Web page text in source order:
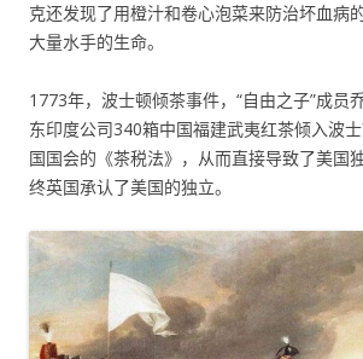
克还发现了用橙汁和卷心泡菜来防治坏血病
大量水手的生命。
1773年，波士顿倾茶事件，“自由之子”成员
东印度公司340箱中国福建武夷红茶倾入波
国国会的《茶税法》，从而直接导致了美国
终英国承认了美国的独立。